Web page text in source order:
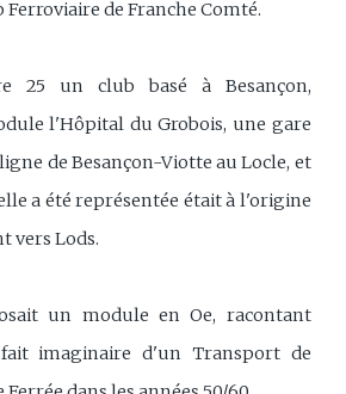
de Franche Comté.
25 un club basé à Besançon,
l'Hôpital du Grobois, une gare
de Besançon-Viotte au Locle, et
a été représentée était à l'origine
vers Lods.
un module en Oe, racontant
imaginaire d'un Transport de